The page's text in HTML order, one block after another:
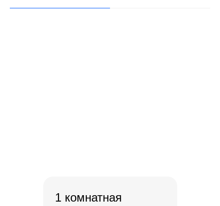
1 комнатная